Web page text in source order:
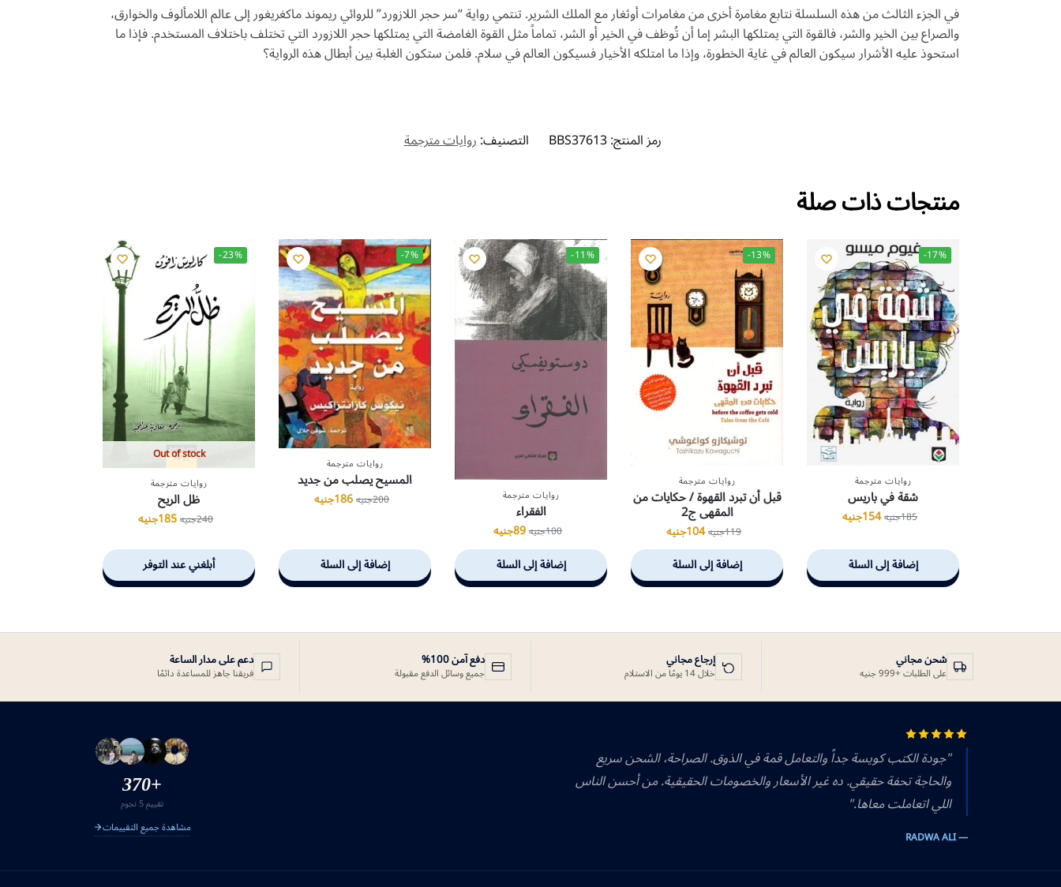
في الجزء الثالث من هذه السلسلة نتابع مغامرة أخرى من مغامرات أوثغار مع الملك الشرير. تنتمي رواية “سر حجر اللازورد” للروائي ريموند ماكغريغور إلى عالم اللامألوف والخوارق،
والصراع بين الخير والشر، فالقوة التي يمتلكها البشر إما أن تُوظف في الخير أو الشر، تماماً مثل القوة الغامضة التي يمتلكها حجر اللازورد التي تختلف باختلاف المستخدم. فإذا ما
استحوذ عليه الأشرار سيكون العالم في غاية الخطورة، وإذا ما امتلكه الأخيار فسيكون العالم في سلام. فلمن ستكون الغلبة بين أبطال هذه الرواية؟
رمز المنتج:BBS37613 التصنيف:روايات مترجمة
منتجات ذات صلة
-17%
روايات مترجمة
شقة في باريس
185جنيه154جنيه
إضافة إلى السلة
-13%
روايات مترجمة
قبل أن تبرد القهوة / حكايات من
المقهى ج2
119جنيه104جنيه
إضافة إلى السلة
-11%
روايات مترجمة
الفقراء
100جنيه89جنيه
إضافة إلى السلة
-7%
روايات مترجمة
المسيح يصلب من جديد
200جنيه186جنيه
إضافة إلى السلة
-23%
Out of stock
روايات مترجمة
ظل الريح
240جنيه185جنيه
أبلغني عند التوفر
شحن مجاني
على الطلبات +999 جنيه
إرجاع مجاني
خلال 14 يومًا من الاستلام
دفع آمن 100%
جميع وسائل الدفع مقبولة
دعم على مدار الساعة
فريقنا جاهز للمساعدة دائمًا
"جودة الكتب كويسة جداً والتعامل قمة في الذوق. الصراحة، الشحن سريع
والحاجة تحفة حقيقي. ده غير الأسعار والخصومات الحقيقية. من أحسن الناس
اللي اتعاملت معاها."
— RADWA ALI
+370
تقييم 5 نجوم
مشاهدة جميع التقييمات